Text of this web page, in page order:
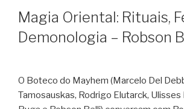
Magia Oriental: Rituais,
Demonologia – Robson
O Boteco do Mayhem (Marcelo Del
Tamosauskas, Rodrigo Elutarck, Ulisses